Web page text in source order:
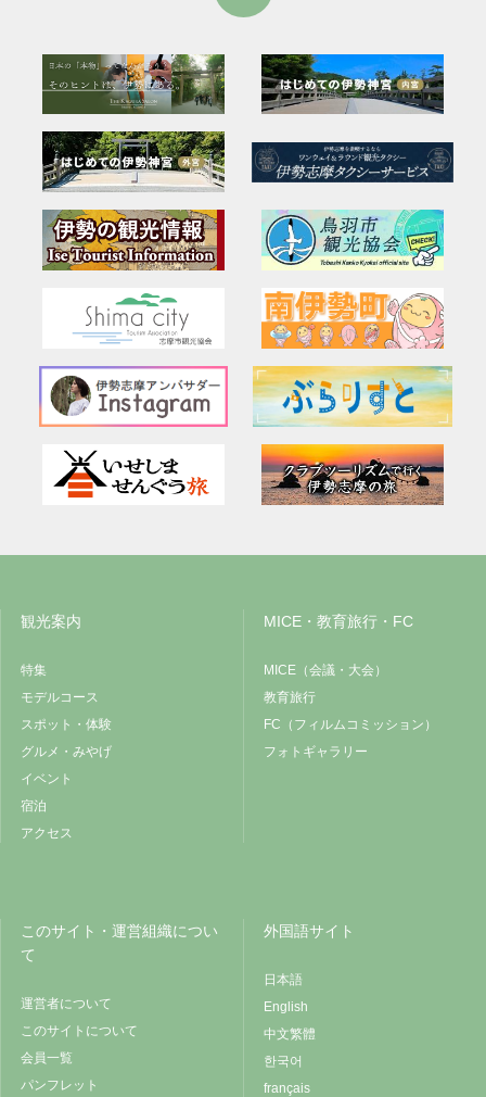
観光案内
特集
モデルコース
スポット・体験
グルメ・みやげ
イベント
宿泊
アクセス
MICE・教育旅行・FC
MICE（会議・大会）
教育旅行
FC（フィルムコミッション）
フォトギャラリー
このサイト・運営組織につい
て
運営者について
このサイトについて
会員一覧
パンフレット
外国語サイト
日本語
English
中文繁體
한국어
français